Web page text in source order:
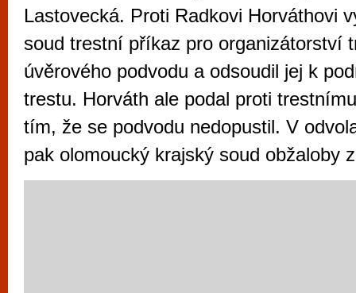
Lastovecká. Proti Radkovi Horváthovi
soud trestní příkaz pro organizátorství
úvěrového podvodu a odsoudil jej k
trestu. Horváth ale podal proti
tím, že se podvodu nedopustil. V
pak olomoucký krajský soud obžaloby
vyzkoušet různé kasinové hry. V
metropoli naleznete širokou nabídku her
po moderní automaty jak pro pravidelné
příležitostné hráče. V...